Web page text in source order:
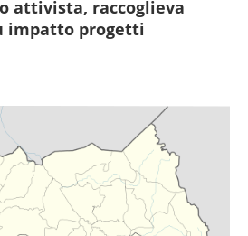
attivista, raccoglieva
impatto progetti